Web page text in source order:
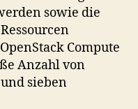
sowie die
Compute
Anzahl von
sieben